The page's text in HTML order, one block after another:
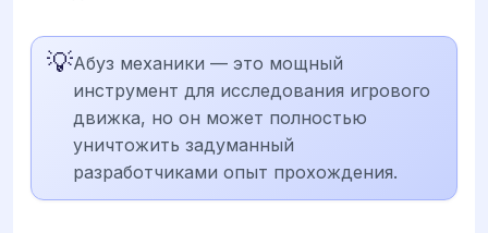
💡Абуз механики — это мощный
инструмент для исследования игрового
движка, но он может полностью
уничтожить задуманный
разработчиками опыт прохождения.